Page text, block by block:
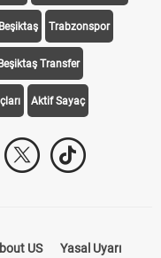
Beşiktaş Trabzonspor
Beşiktaş Transfer
Aktif Sayaç
US Yasal Uyarı